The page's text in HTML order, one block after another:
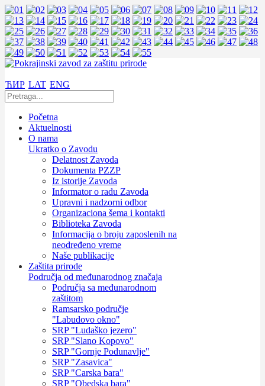
ЋИР LAT ENG
Početna
Aktuelnosti
O nama
Ukratko o Zavodu
Delatnost Zavoda
Dokumenta PZZP
Iz istorije Zavoda
Informator o radu Zavoda
Upravni i nadzorni odbor
Organizaciona šema i kontakti
Biblioteka Zavoda
Informacija o broju zaposlenih na
neodređeno vreme
Naše publikacije
Zaštita prirode
Područja od međunarodnog značaja
Područja sa međunarodnom
zaštitom
Ramsarsko područje
"Labudovo okno"
SRP "Ludaško jezero"
SRP "Slano Kopovo"
SRP "Gornje Podunavlje"
SRP "Zasavica"
SRP "Carska bara"
SRP "Obedska bara"